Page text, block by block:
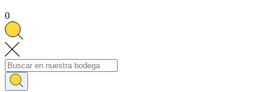
0